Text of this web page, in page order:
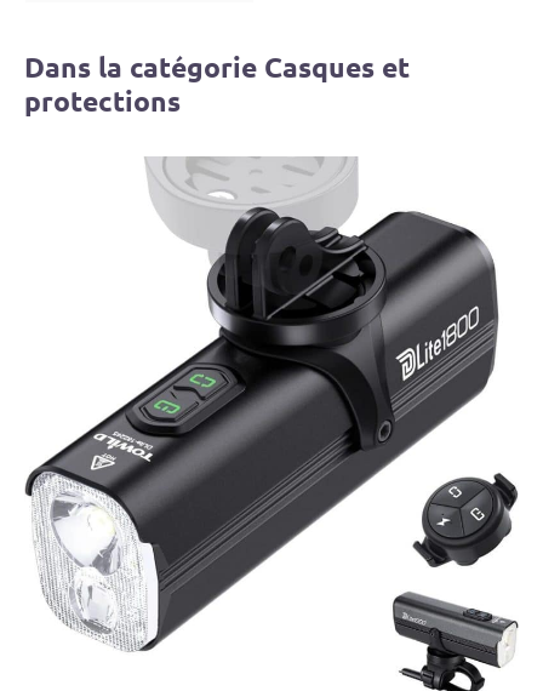
Dans la catégorie Casques et
protections